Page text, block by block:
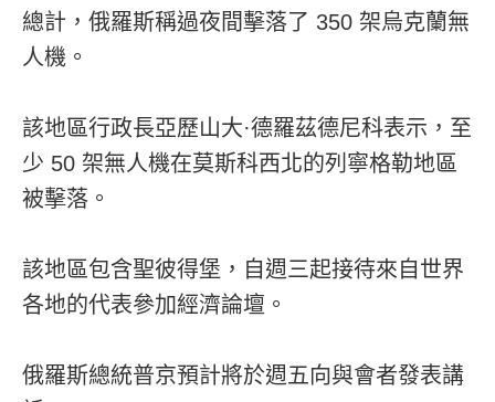
總計，俄羅斯稱過夜間擊落了 350 架烏克蘭無
人機。
該地區行政長亞歷山大·德羅茲德尼科表示，至
少 50 架無人機在莫斯科西北的列寧格勒地區
被擊落。
該地區包含聖彼得堡，自週三起接待來自世界
各地的代表參加經濟論壇。
俄羅斯總統普京預計將於週五向與會者發表講